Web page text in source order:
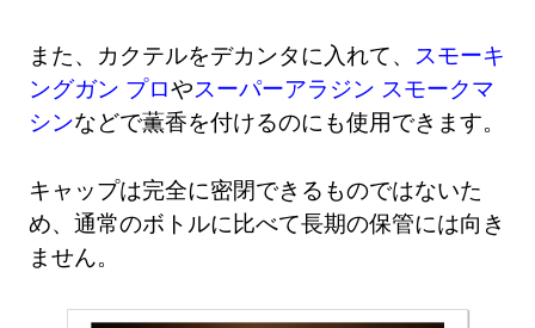
また、カクテルをデカンタに入れて、
スモーキ
ングガン プロやスーパーアラジン スモークマ
シンなどで薫香を付けるのにも使用できます。
キャップは完全に密閉できるものではないた
め、通常のボトルに比べて長期の保管には向き
ません。